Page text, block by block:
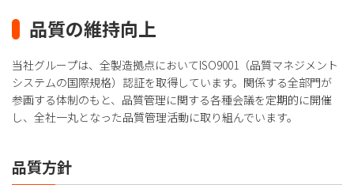
品質の維持向上
当社グループは、全製造拠点においてISO9001（品質マネジメント
システムの国際規格）認証を取得しています。関係する全部門が
参画する体制のもと、品質管理に関する各種会議を定期的に開催
し、全社一丸となった品質管理活動に取り組んでいます。
品質方針